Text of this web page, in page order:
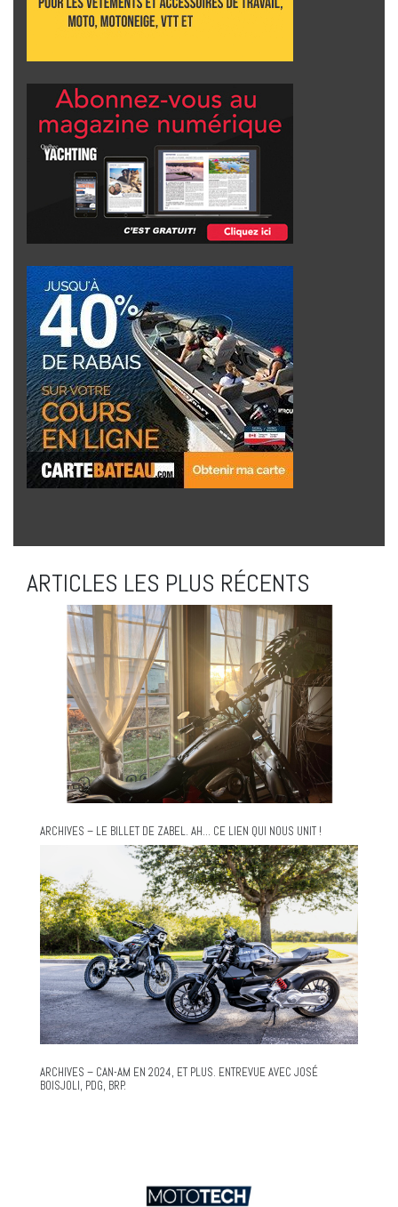
ARTICLES LES PLUS RÉCENTS
ARCHIVES – LE BILLET DE ZABEL. AH… CE LIEN QUI NOUS UNIT !
ARCHIVES – CAN-AM EN 2024, ET PLUS. ENTREVUE AVEC JOSÉ
BOISJOLI, PDG, BRP.